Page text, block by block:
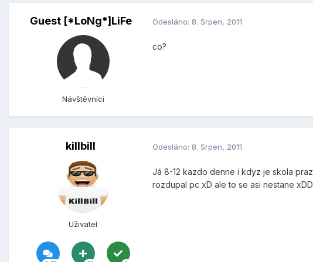
Guest [*LoNg*]LiFe
Návštěvníci
Odesláno: 8. Srpen, 2011
co?
killbill
Uživatel
Odesláno: 8. Srpen, 2011
Já 8-12 kazdo denne i kdyz je skola
rozdupal pc xD ale to se asi nestane